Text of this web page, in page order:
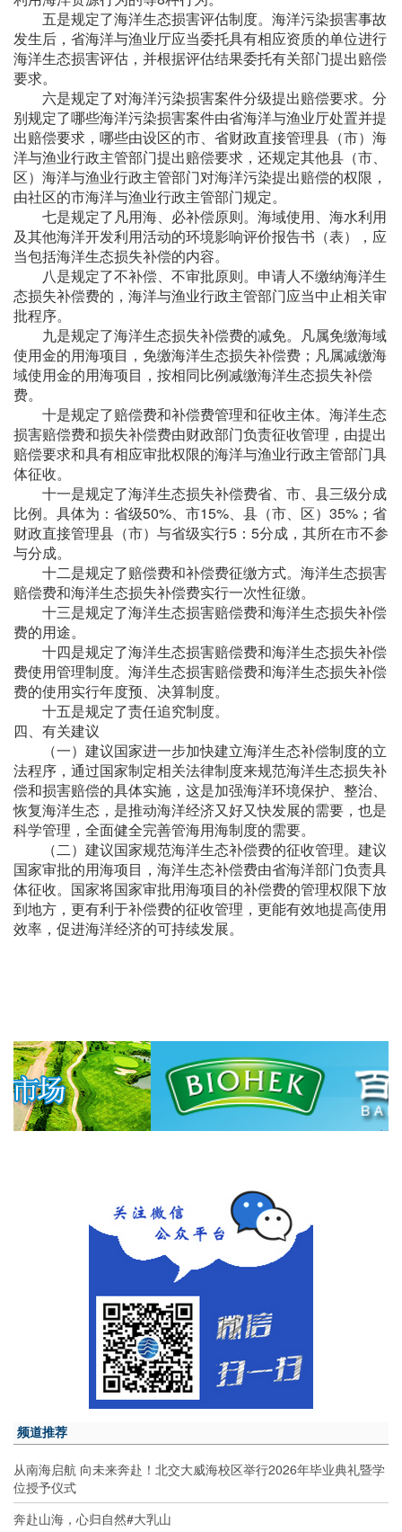
五是规定了海洋生态损害评估制度。海洋污染损害事故
发生后，省海洋与渔业厅应当委托具有相应资质的单位进行
海洋生态损害评估，并根据评估结果委托有关部门提出赔偿
要求。
六是规定了对海洋污染损害案件分级提出赔偿要求。分
别规定了哪些海洋污染损害案件由省海洋与渔业厅处置并提
出赔偿要求，哪些由设区的市、省财政直接管理县（市）海
洋与渔业行政主管部门提出赔偿要求，还规定其他县（市、
区）海洋与渔业行政主管部门对海洋污染提出赔偿的权限，
由社区的市海洋与渔业行政主管部门规定。
七是规定了凡用海、必补偿原则。海域使用、海水利用
及其他海洋开发利用活动的环境影响评价报告书（表），应
当包括海洋生态损失补偿的内容。
八是规定了不补偿、不审批原则。申请人不缴纳海洋生
态损失补偿费的，海洋与渔业行政主管部门应当中止相关审
批程序。
九是规定了海洋生态损失补偿费的减免。凡属免缴海域
使用金的用海项目，免缴海洋生态损失补偿费；凡属减缴海
域使用金的用海项目，按相同比例减缴海洋生态损失补偿
费。
十是规定了赔偿费和补偿费管理和征收主体。海洋生态
损害赔偿费和损失补偿费由财政部门负责征收管理，由提出
赔偿要求和具有相应审批权限的海洋与渔业行政主管部门具
体征收。
十一是规定了海洋生态损失补偿费省、市、县三级分成
比例。具体为：省级50%、市15%、县（市、区）35%；省
财政直接管理县（市）与省级实行5：5分成，其所在市不参
与分成。
十二是规定了赔偿费和补偿费征缴方式。海洋生态损害
赔偿费和海洋生态损失补偿费实行一次性征缴。
十三是规定了海洋生态损害赔偿费和海洋生态损失补偿
费的用途。
十四是规定了海洋生态损害赔偿费和海洋生态损失补偿
费使用管理制度。海洋生态损害赔偿费和海洋生态损失补偿
费的使用实行年度预、决算制度。
十五是规定了责任追究制度。
四、有关建议
（一）建议国家进一步加快建立海洋生态补偿制度的立
法程序，通过国家制定相关法律制度来规范海洋生态损失补
偿和损害赔偿的具体实施，这是加强海洋环境保护、整治、
恢复海洋生态，是推动海洋经济又好又快发展的需要，也是
科学管理，全面健全完善管海用海制度的需要。
（二）建议国家规范海洋生态补偿费的征收管理。建议
国家审批的用海项目，海洋生态补偿费由省海洋部门负责具
体征收。国家将国家审批用海项目的补偿费的管理权限下放
到地方，更有利于补偿费的征收管理，更能有效地提高使用
效率，促进海洋经济的可持续发展。
频道推荐
从南海启航 向未来奔赴！北交大威海校区举行2026年毕业典礼暨学
位授予仪式
奔赴山海，心归自然#大乳山